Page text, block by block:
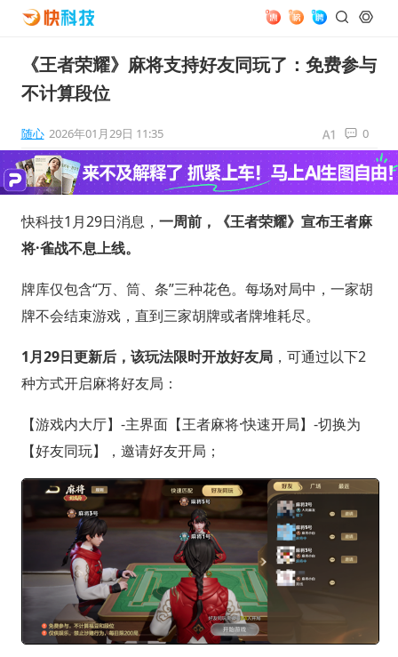
《王者荣耀》麻将支持好友同玩了：免费参与
不计算段位
随心 2026年01月29日 11:35 0
快科技1月29日消息， 一周前，《王者荣耀》宣布王者麻
将·雀战不息上线。
牌库仅包含“万、筒、条”三种花色。每场对局中，一家胡
牌不会结束游戏，直到三家胡牌或者牌堆耗尽。
1月29日更新后，该玩法限时开放好友局，可通过以下2
种方式开启麻将好友局：
【游戏内大厅】-主界面【王者麻将·快速开局】-切换为
【好友同玩】，邀请好友开局；